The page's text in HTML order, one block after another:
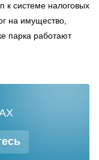
к системе налоговых
на имущество,
парка работают